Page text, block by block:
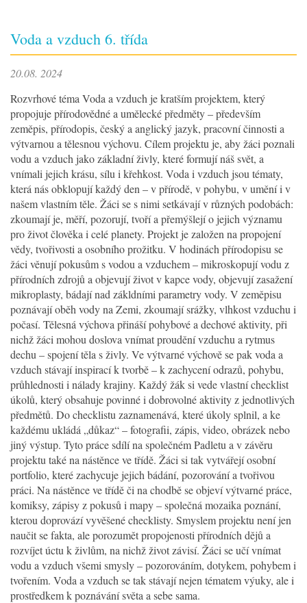
Voda a vzduch 6. třída
20.08. 2024
Rozvrhové téma Voda a vzduch je kratším projektem, který
propojuje přírodovědné a umělecké předměty – především
zeměpis, přírodopis, český a anglický jazyk, pracovní činnosti a
výtvarnou a tělesnou výchovu. Cílem projektu je, aby žáci poznali
vodu a vzduch jako základní živly, které formují náš svět, a
vnímali jejich krásu, sílu i křehkost. Voda i vzduch jsou tématy,
která nás obklopují každý den – v přírodě, v pohybu, v umění i v
našem vlastním těle. Žáci se s nimi setkávají v různých podobách:
zkoumají je, měří, pozorují, tvoří a přemýšlejí o jejich významu
pro život člověka i celé planety. Projekt je založen na propojení
vědy, tvořivosti a osobního prožitku. V hodinách přírodopisu se
žáci věnují pokusům s vodou a vzduchem – mikroskopují vodu z
přírodních zdrojů a objevují život v kapce vody, objevují zasažení
mikroplasty, bádají nad zákldními parametry vody. V zeměpisu
poznávají oběh vody na Zemi, zkoumají srážky, vlhkost vzduchu i
počasí. Tělesná výchova přináší pohybové a dechové aktivity, při
nichž žáci mohou doslova vnímat proudění vzduchu a rytmus
dechu – spojení těla s živly. Ve výtvarné výchově se pak voda a
vzduch stávají inspirací k tvorbě – k zachycení odrazů, pohybu,
průhlednosti i nálady krajiny. Každý žák si vede vlastní checklist
úkolů, který obsahuje povinné i dobrovolné aktivity z jednotlivých
předmětů. Do checklistu zaznamenává, které úkoly splnil, a ke
každému ukládá „důkaz“ – fotografii, zápis, video, obrázek nebo
jiný výstup. Tyto práce sdílí na společném Padletu a v závěru
projektu také na nástěnce ve třídě. Žáci si tak vytvářejí osobní
portfolio, které zachycuje jejich bádání, pozorování a tvořivou
práci. Na nástěnce ve třídě či na chodbě se objeví výtvarné práce,
komiksy, zápisy z pokusů i mapy – společná mozaika poznání,
kterou doprovází vyvěšené checklisty. Smyslem projektu není jen
naučit se fakta, ale porozumět propojenosti přírodních dějů a
rozvíjet úctu k živlům, na nichž život závisí. Žáci se učí vnímat
vodu a vzduch všemi smysly – pozorováním, dotykem, pohybem i
tvořením. Voda a vzduch se tak stávají nejen tématem výuky, ale i
prostředkem k poznávání světa a sebe sama.